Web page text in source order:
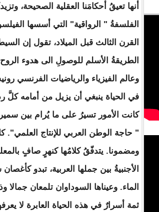
أنها تعيقُ أحكامَنا العقلية الصحيحة،
الفلسفةُ " الرواقية" التي أسسها
القرن الثالث قبل الميلاد، تقول إن
الطريقةُ الأسلم للوصولِ الى هدوء
وعالم الفيزياء والرياضيات الفرنسي
في الحياة ينبغي أن يزيل من أمامه كلَّ
كانت الأمور تسيرُ على ما يُرام بين
" حاجة الوطن العربي للإنتاج العلمي".
ومضمونا. يتدفّقُ كلامُها كنهرٍ صافٍ
الأجنبيةُ بين جملها العربية، تبدو
الماء. وعيناها السوداوان تلمعان جمالا
ثمة أسرارٌ في هذه الحياة العابرة لا